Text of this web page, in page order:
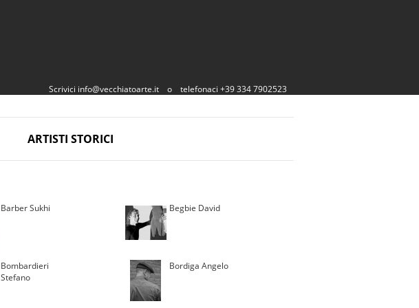
Scrivici info@vecchiatoarte.it o telefonaci +39 334 7902523
ARTISTI STORICI
Barber Sukhi Begbie David
Bombardieri
Stefano
Bordiga Angelo